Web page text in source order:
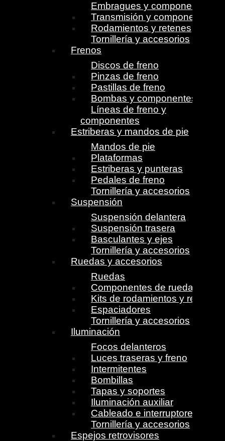
Embragues y componentes
Transmisión y componentes
Rodamientos y retenes
Tornillería y accesorios
Frenos
Discos de freno
Pinzas de freno
Pastillas de freno
Bombas y componentes
Líneas de freno y
componentes
Estriberas y mandos de pie
Mandos de pie
Plataformas
Estriberas y punteras
Pedales de freno
Tornillería y accesorios
Suspensión
Suspensión delantera
Suspensión trasera
Basculantes y ejes
Tornillería y accesorios
Ruedas y accesorios
Ruedas
Componentes de ruedas
Kits de rodamientos y retenes
Espaciadores
Tornillería y accesorios
Iluminación
Focos delanteros
Luces traseras y freno
Intermitentes
Bombillas
Tapas y soportes
Iluminación auxiliar
Cableado e interruptores
Tornillería y accesorios
Espejos retrovisores